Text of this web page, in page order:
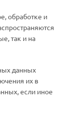
обработке и
так и на
данных
их в
если иное